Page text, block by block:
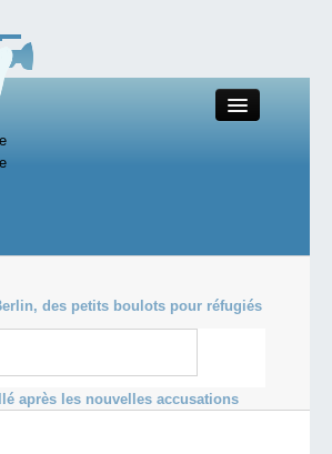
AIL
des petits boulots pour réfugiés
vise de nouvelles centrales
France vers 2030
après les nouvelles accusations